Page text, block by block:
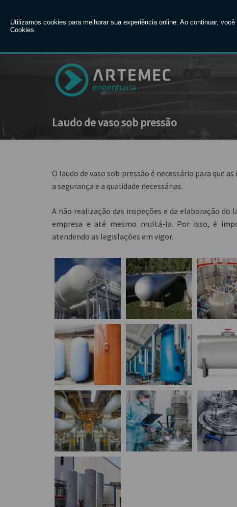
Entre em contato com um de
Laudo de vaso sob pressão
O laudo de vaso sob pressão é necessário para que
a segurança e a qualidade necessárias.
A não realização das inspeções e da elaboração
empresa e até mesmo multá-la. Por isso, é
atendendo as legislações em vigor.